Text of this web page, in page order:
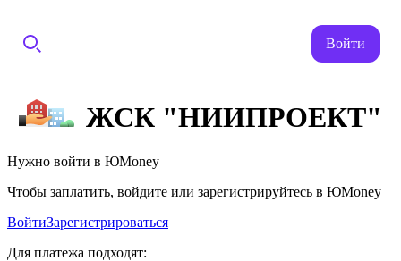
Войти
ЖСК "НИИПРОЕКТ"
Нужно войти в ЮMoney
Чтобы заплатить, войдите или зарегистрируйтесь в ЮMoney
ВойтиЗарегистрироваться
Для платежа подходят: